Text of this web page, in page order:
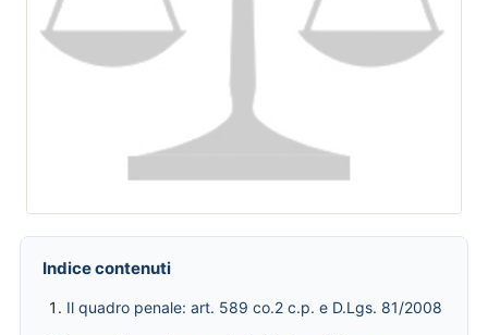
Indice contenuti
Il quadro penale: art. 589 co.2 c.p. e D.Lgs. 81/2008